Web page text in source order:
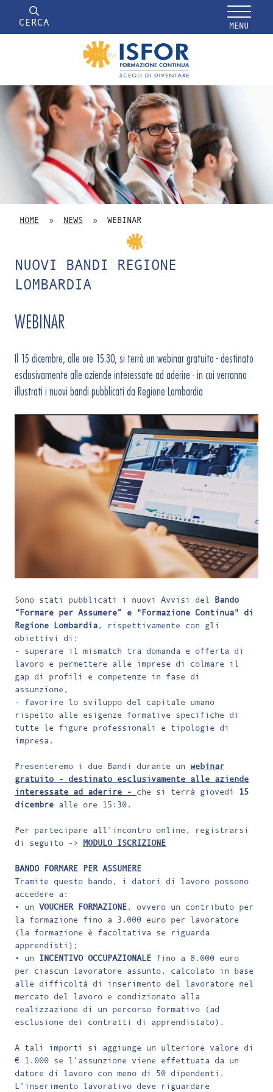
CERCA MENU
HOME » NEWS » WEBINAR
NUOVI BANDI REGIONE
LOMBARDIA
WEBINAR
Il 15 dicembre, alle ore 15.30, si terrà un webinar gratuito - destinato
esclusivamente alle aziende interessate ad aderire - in cui verranno
illustrati i nuovi bandi pubblicati da Regione Lombardia
Sono stati pubblicati i nuovi Avvisi del Bando
“Formare per Assumere” e "Formazione Continua" di
Regione Lombardia, rispettivamente con gli
obiettivi di:
- superare il mismatch tra domanda e offerta di
lavoro e permettere alle imprese di colmare il
gap di profili e competenze in fase di
assunzione,
- favorire lo sviluppo del capitale umano
rispetto alle esigenze formative specifiche di
tutte le figure professionali e tipologie di
impresa.
Presenteremo i due Bandi durante un webinar
gratuito - destinato esclusivamente alle aziende
interessate ad aderire - che si terrà giovedì
15
dicembre alle ore 15:30.
Per partecipare all'incontro online, registrarsi
di seguito -> MODULO ISCRIZIONE
BANDO FORMARE PER ASSUMERE
Tramite questo bando, i datori di lavoro possono
accedere a:
• un VOUCHER FORMAZIONE, ovvero un contributo per
la formazione fino a 3.000 euro per lavoratore
(la formazione è facoltativa se riguarda
apprendisti);
• un
INCENTIVO OCCUPAZIONALE fino a 8.000 euro
per ciascun lavoratore assunto, calcolato in base
alle difficoltà di inserimento del lavoratore nel
mercato del lavoro e condizionato alla
realizzazione di un percorso formativo (ad
esclusione dei contratti di apprendistato).
A tali importi si aggiunge un ulteriore valore di
€ 1.000 se l’assunzione viene effettuata da un
datore di lavoro con meno di 50 dipendenti.
L’inserimento lavorativo deve riguardare